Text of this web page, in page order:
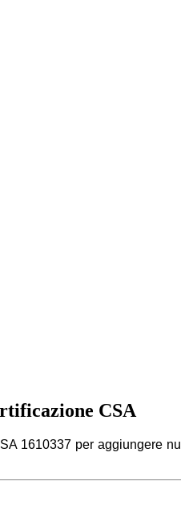
CSA
1610337 per aggiungere